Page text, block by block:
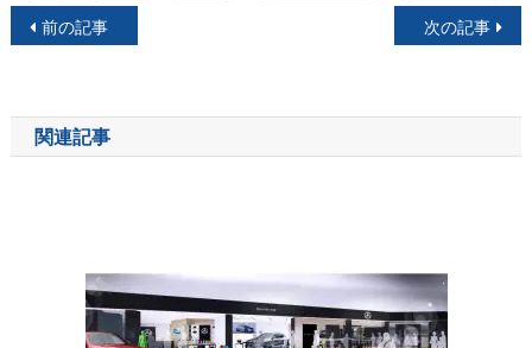
投
ナ
ビ
前の記事 次の記事
関連記事